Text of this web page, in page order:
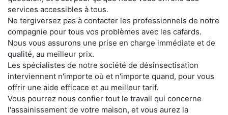
services accessibles à tous.
Ne tergiversez pas à contacter les professionnels de notre
compagnie pour tous vos problèmes avec les cafards.
Nous vous assurons une prise en charge immédiate et de
qualité, au meilleur prix.
Les spécialistes de notre société de désinsectisation
interviennent n'importe où et n'importe quand, pour vous
offrir une aide efficace et au meilleur tarif.
Vous pourrez nous confier tout le travail qui concerne
l'assainissement de votre maison, et vous aurez la